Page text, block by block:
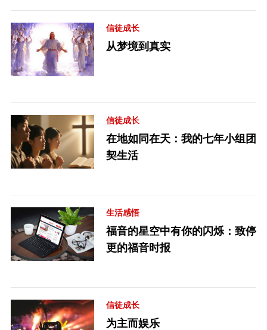
信徒成长
从梦境到真实
信徒成长
在地如同在天：我的七年小组团
契生活
生活感悟
福音的星空中有你的闪烁：致停
更的福音时报
信徒成长
为主而娱乐